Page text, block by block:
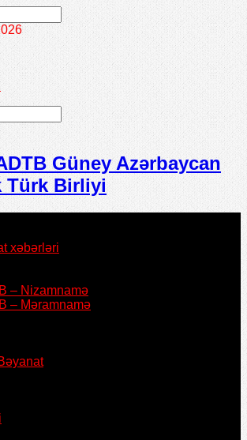
Güney Azərbaycan
Türk Birliyi
xəbərləri
– Nizamnamə
– Məramnamə